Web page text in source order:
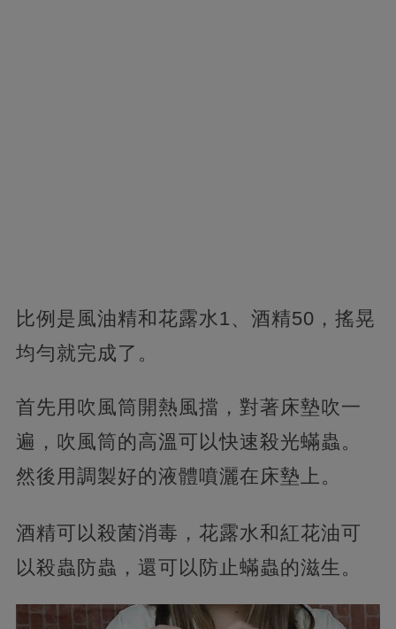
比例是風油精和花露水1、酒精50，搖晃
均勻就完成了。
首先用吹風筒開熱風擋，對著床墊吹一
遍，吹風筒的高溫可以快速殺光蟎蟲。
然後用調製好的液體噴灑在床墊上。
酒精可以殺菌消毒，花露水和紅花油可
以殺蟲防蟲，還可以防止蟎蟲的滋生。